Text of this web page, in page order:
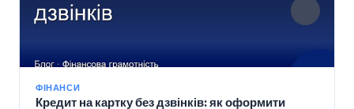
ФІНАНСИ
Кредит на картку без дзвінків: як оформити